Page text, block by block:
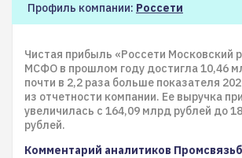
Профиль компании: Россети
Чистая прибыль «Россети Московский
МСФО в прошлом году достигла 10,46
почти в 2,2 раза больше показателя
из отчетности компании. Ее выручка
увеличилась с 164,09 млрд рублей до
рублей.
Комментарий аналитиков